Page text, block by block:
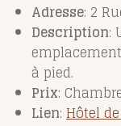
Adresse: 2
Description:
à pied.
Prix:
Lien: Hôtelde